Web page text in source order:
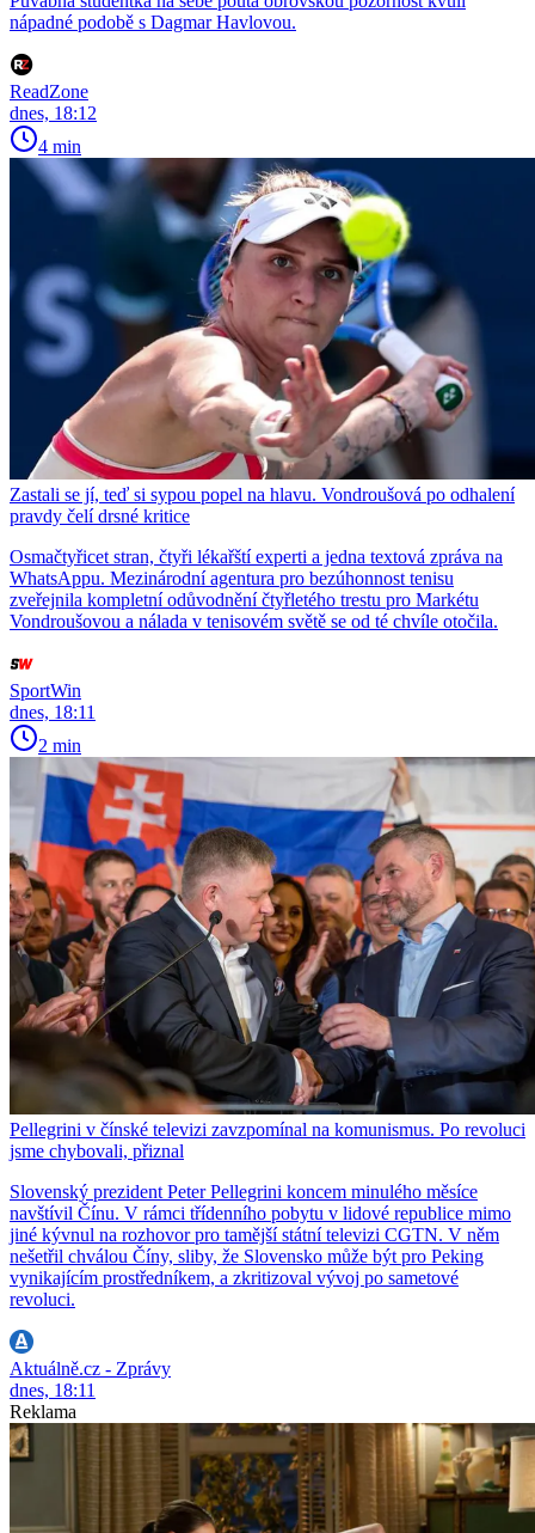
nápadné podobě s Dagmar Havlovou.
ReadZone
dnes, 18:12
4 min
Zastali se jí, teď si sypou popel na hlavu. Vondroušová po odhalení
pravdy čelí drsné kritice
Osmačtyřicet stran, čtyři lékařští experti a jedna textová zpráva na
WhatsAppu. Mezinárodní agentura pro bezúhonnost tenisu
zveřejnila kompletní odůvodnění čtyřletého trestu pro Markétu
Vondroušovou a nálada v tenisovém světě se od té chvíle otočila.
SportWin
dnes, 18:11
2 min
Pellegrini v čínské televizi zavzpomínal na komunismus. Po revoluci
jsme chybovali, přiznal
Slovenský prezident Peter Pellegrini koncem minulého měsíce
navštívil Čínu. V rámci třídenního pobytu v lidové republice mimo
jiné kývnul na rozhovor pro tamější státní televizi CGTN. V něm
nešetřil chválou Číny, sliby, že Slovensko může být pro Peking
vynikajícím prostředníkem, a zkritizoval vývoj po sametové
revoluci.
Aktuálně.cz - Zprávy
dnes, 18:11
Reklama